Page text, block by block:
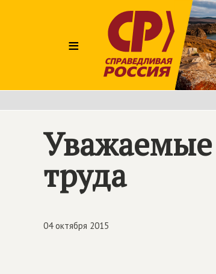
≡
Уважаемые
труда
04 октября 2015